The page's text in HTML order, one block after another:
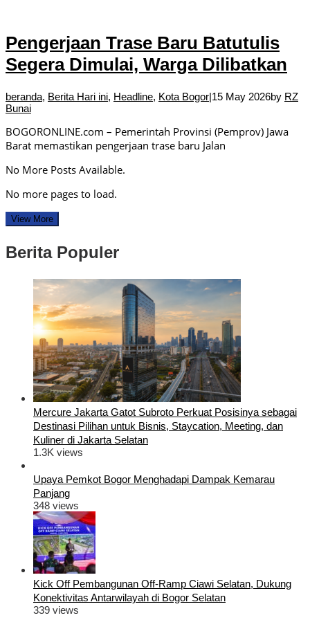
Pengerjaan Trase Baru Batutulis
Segera Dimulai, Warga Dilibatkan
beranda, Berita Hari ini, Headline, Kota Bogor|15 May 2026by RZ
Bunai
BOGORONLINE.com – Pemerintah Provinsi (Pemprov) Jawa
Barat memastikan pengerjaan trase baru Jalan
No More Posts Available.
No more pages to load.
View More
Berita Populer
Mercure Jakarta Gatot Subroto Perkuat Posisinya sebagai
Destinasi Pilihan untuk Bisnis, Staycation, Meeting, dan
Kuliner di Jakarta Selatan
1.3K views
Upaya Pemkot Bogor Menghadapi Dampak Kemarau
Panjang
348 views
Kick Off Pembangunan Off-Ramp Ciawi Selatan, Dukung
Konektivitas Antarwilayah di Bogor Selatan
339 views